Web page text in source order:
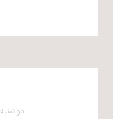
دوشنبه ۱۲ بهمن ۱۳۸۳ در ۶:۵۶ بعد از ظهر